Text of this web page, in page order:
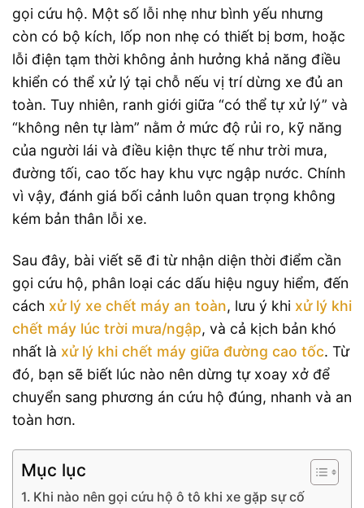
gọi cứu hộ. Một số lỗi nhẹ như bình yếu nhưng
còn có bộ kích, lốp non nhẹ có thiết bị bơm, hoặc
lỗi điện tạm thời không ảnh hưởng khả năng điều
khiển có thể xử lý tại chỗ nếu vị trí dừng xe đủ an
toàn. Tuy nhiên, ranh giới giữa “có thể tự xử lý” và
“không nên tự làm” nằm ở mức độ rủi ro, kỹ năng
của người lái và điều kiện thực tế như trời mưa,
đường tối, cao tốc hay khu vực ngập nước. Chính
vì vậy, đánh giá bối cảnh luôn quan trọng không
kém bản thân lỗi xe.
Sau đây, bài viết sẽ đi từ nhận diện thời điểm cần
gọi cứu hộ, phân loại các dấu hiệu nguy hiểm, đến
cách xử lý xe chết máy an toàn, lưu ý khi xử lý khi
chết máy lúc trời mưa/ngập, và cả kịch bản khó
nhất là xử lý khi chết máy giữa đường cao tốc. Từ
đó, bạn sẽ biết lúc nào nên dừng tự xoay xở để
chuyển sang phương án cứu hộ đúng, nhanh và an
toàn hơn.
Mục lục
Khi nào nên gọi cứu hộ ô tô khi xe gặp sự cố